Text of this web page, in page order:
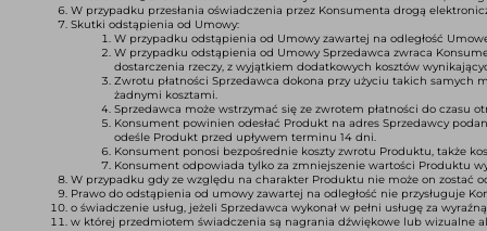
W przypadku przesłania oświadczenia przez Konsumenta drogą
Skutki odstąpienia od Umowy:
W przypadku odstąpienia od Umowy zawartej na odległość
W przypadku odstąpienia od Umowy Sprzedawca zwraca
dostarczenia rzeczy, z wyjątkiem dodatkowych kosztów
Zwrotu płatności Sprzedawca dokona przy użyciu takich samych
żadnymi kosztami.
Sprzedawca może wstrzymać się ze zwrotem płatności do czasu
Konsument powinien odesłać Produkt na adres Sprzedawcy
odeśle Produkt przed upływem terminu 14 dni.
Konsument ponosi bezpośrednie koszty zwrotu Produktu, także
Konsument odpowiada tylko za zmniejszenie wartości Produktu
W przypadku gdy ze względu na charakter Produktu nie może on zostać
Prawo do odstąpienia od umowy zawartej na odległość nie przysługuje
o świadczenie usług, jeżeli Sprzedawca wykonał w pełni usługę za
w której przedmiotem świadczenia są nagrania dźwiękowe lub wizualne